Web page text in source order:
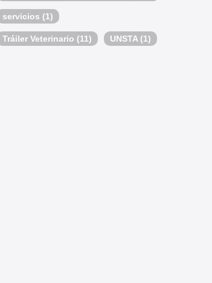
servicios (1)
Tráiler Veterinario (11) UNSTA (1)